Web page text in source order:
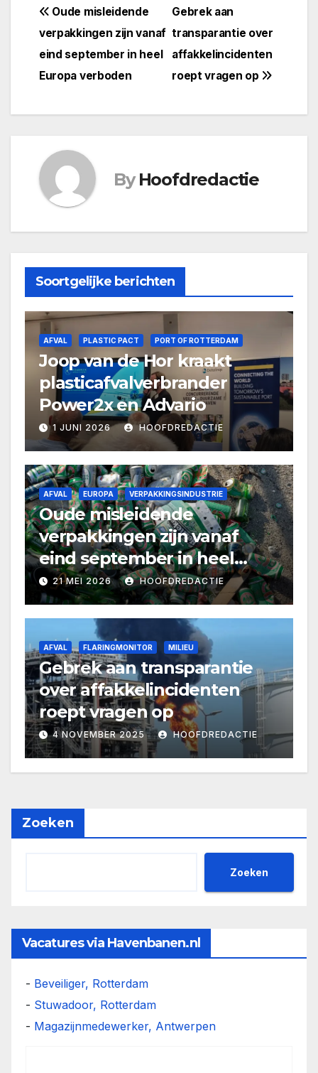
Bericht
navigatie
Gebrek aan
transparantie over
affakkelincidenten
roept vragen op
Oude misleidende
verpakkingen zijn vanaf
eind september in heel
Europa verboden
By Hoofdredactie
Soortgelijke berichten
AFVAL PLASTIC PACT PORT OF ROTTERDAM
Joop van de Hor kraakt
plasticafvalverbrander
Power2x en Advario
1 JUNI 2026 HOOFDREDACTIE
AFVAL EUROPA VERPAKKINGSINDUSTRIE
Oude misleidende
verpakkingen zijn vanaf
eind september in heel
Europa verboden
21 MEI 2026 HOOFDREDACTIE
AFVAL FLARINGMONITOR MILIEU
Gebrek aan transparantie
over affakkelincidenten
roept vragen op
4 NOVEMBER 2025 HOOFDREDACTIE
Zoeken
Zoeken
Vacatures via Havenbanen.nl
- Beveiliger, Rotterdam
- Stuwadoor, Rotterdam
- Magazijnmedewerker, Antwerpen